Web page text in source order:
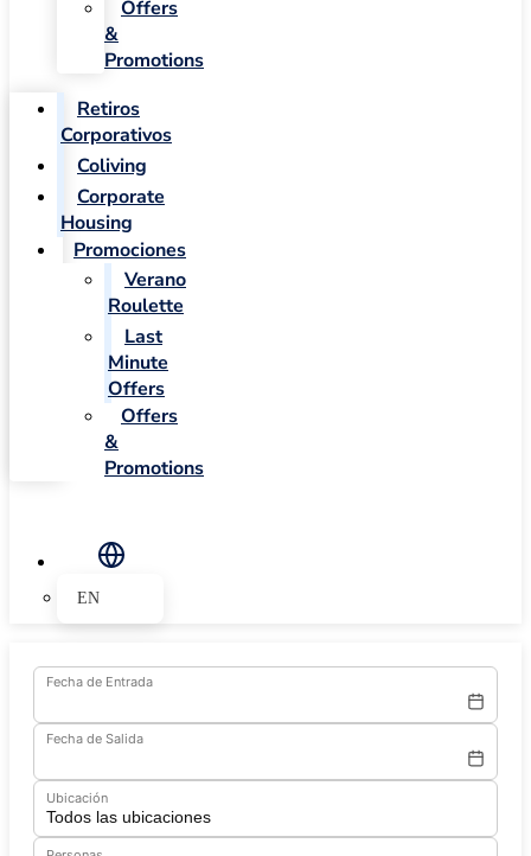
Offers
&
Promotions
Retiros
Corporativos
Coliving
Corporate
Housing
Promociones
Verano
Roulette
Last
Minute
Offers
Offers
&
Promotions
EN
Fecha de Entrada
Fecha de Salida
Ubicación